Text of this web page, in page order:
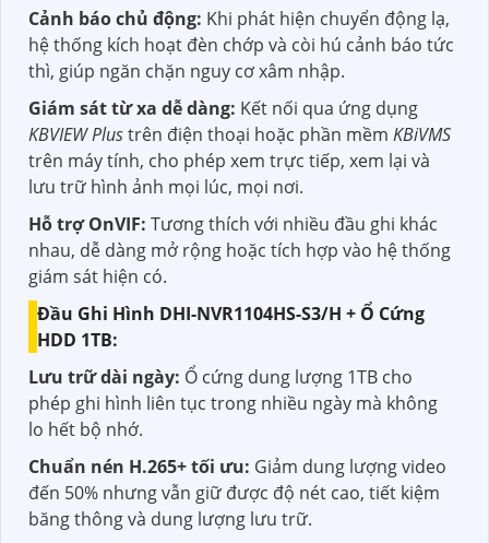
Cảnh báo chủ động: Khi phát hiện chuyển động lạ,
hệ thống kích hoạt đèn chớp và còi hú cảnh báo tức
thì, giúp ngăn chặn nguy cơ xâm nhập.
Giám sát từ xa dễ dàng: Kết nối qua ứng dụng
KBVIEW Plustrên điện thoại hoặc phần mềm KBiVMS
trên máy tính, cho phép xem trực tiếp, xem lại và
lưu trữ hình ảnh mọi lúc, mọi nơi.
Hỗ trợ OnVIF: Tương thích với nhiều đầu ghi khác
nhau, dễ dàng mở rộng hoặc tích hợp vào hệ thống
giám sát hiện có.
Đầu Ghi Hình DHI-NVR1104HS-S3/H + Ổ Cứng
HDD 1TB:
Lưu trữ dài ngày: Ổ cứng dung lượng 1TB cho
phép ghi hình liên tục trong nhiều ngày mà không
lo hết bộ nhớ.
Chuẩn nén H.265+ tối ưu: Giảm dung lượng video
đến 50% nhưng vẫn giữ được độ nét cao, tiết kiệm
băng thông và dung lượng lưu trữ.